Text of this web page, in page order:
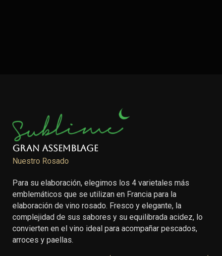
Gran Assemblage
Nuestro Rosado
Para su elaboración, elegimos los 4 varietales más
emblemáticos que se utilizan en Francia para la
elaboración de vino rosado. Fresco y elegante, la
complejidad de sus sabores y su equilibrada acidez, lo
convierten en el vino ideal para acompañar pescados,
arroces y paellas.